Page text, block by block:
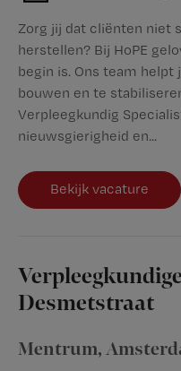
Zorg jij dat cliënten niet
herstellen? Bij HoPE
begin is. Ons team
bouwen en te
Verpleegkundig
nieuwsgierigheid en...
Bekijk vacature
Desmetstraat
Mentrum,